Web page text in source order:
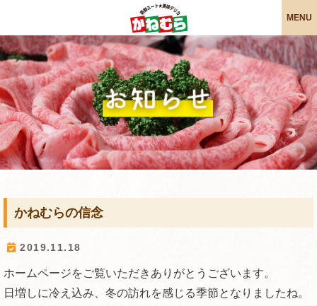
MENU
ホーム
かねむらの信念
安心・安全への配慮
こだわりの牛と豚と鶏
お惣菜紹介
会社概要
求人・採用情報
かねむらの信念
2019.11.18
ホームページをご覧いただきありがとうございます。
日増しに冷え込み、冬の訪れを感じる季節となりましたね。